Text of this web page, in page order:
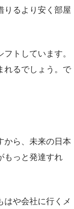
りるより安く部屋
トしています。
るでしょう。で
から、未来の日本
もっと発達すれ
や会社に行くメ